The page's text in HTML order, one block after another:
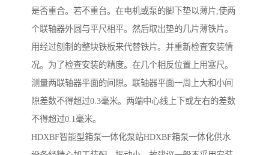
是否重合。若不重台。在电机或泵的脚下垫以薄片,使两
个联轴器外圆与平尺相平。然后取出垫的几片薄铁片。
用经过刨制的整块铁板来代替铁片。并重新检査安装情
况。为了检查安装的精度。在几个相反位置上用塞尺。
测量两联轴器平面的间隙。联轴器平面一周上大和小间
隙差数不得超过0.3毫米。两端中心线上下或左右的差数
不得超过0.1毫米。
HDXBF智能型箱泵一体化泵站HDXBF箱泵一体化供水